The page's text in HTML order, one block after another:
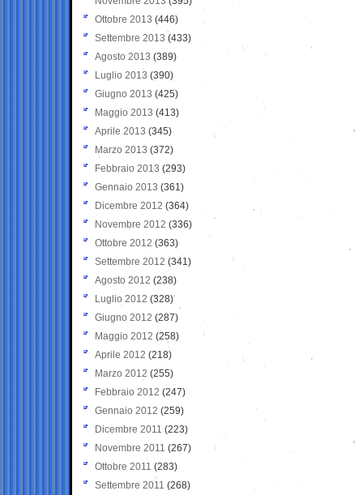
Ottobre 2013 (446)
Settembre 2013 (433)
Agosto 2013 (389)
Luglio 2013 (390)
Giugno 2013 (425)
Maggio 2013 (413)
Aprile 2013 (345)
Marzo 2013 (372)
Febbraio 2013 (293)
Gennaio 2013 (361)
Dicembre 2012 (364)
Novembre 2012 (336)
Ottobre 2012 (363)
Settembre 2012 (341)
Agosto 2012 (238)
Luglio 2012 (328)
Giugno 2012 (287)
Maggio 2012 (258)
Aprile 2012 (218)
Marzo 2012 (255)
Febbraio 2012 (247)
Gennaio 2012 (259)
Dicembre 2011 (223)
Novembre 2011 (267)
Ottobre 2011 (283)
Settembre 2011 (268)